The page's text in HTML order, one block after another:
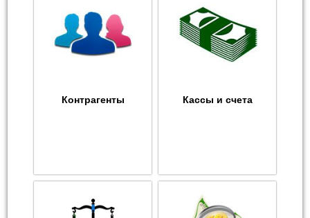
Контрагенты Кассы и счета